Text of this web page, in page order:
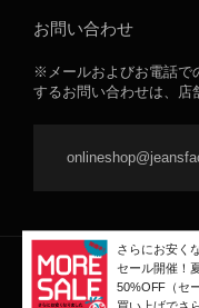
お問い合わせ
※メールおよびお電話で
するお問い合わせは、店
JEANS